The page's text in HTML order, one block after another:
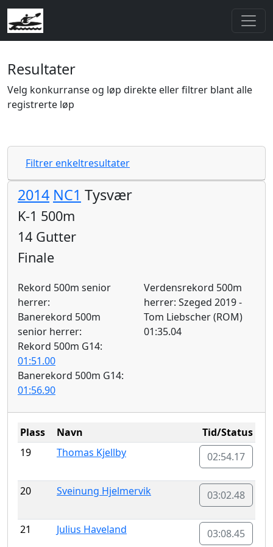
Resultater
Velg konkurranse og løp direkte eller filtrer blant alle
registrerte løp
Filtrer enkeltresultater
2014 NC1 Tysvær
K-1 500m
14 Gutter
Finale
Rekord 500m senior
herrer:
Banerekord 500m
senior herrer:
Rekord 500m G14:
01:51.00
Banerekord 500m G14:
01:56.90
Verdensrekord 500m
herrer: Szeged 2019 -
Tom Liebscher (ROM)
01:35.04
Plass Navn
Tid/Status
19
Thomas Kjellby 02:54.17
20 Sveinung Hjelmervik 03:02.48
21 Julius Haveland 03:08.45